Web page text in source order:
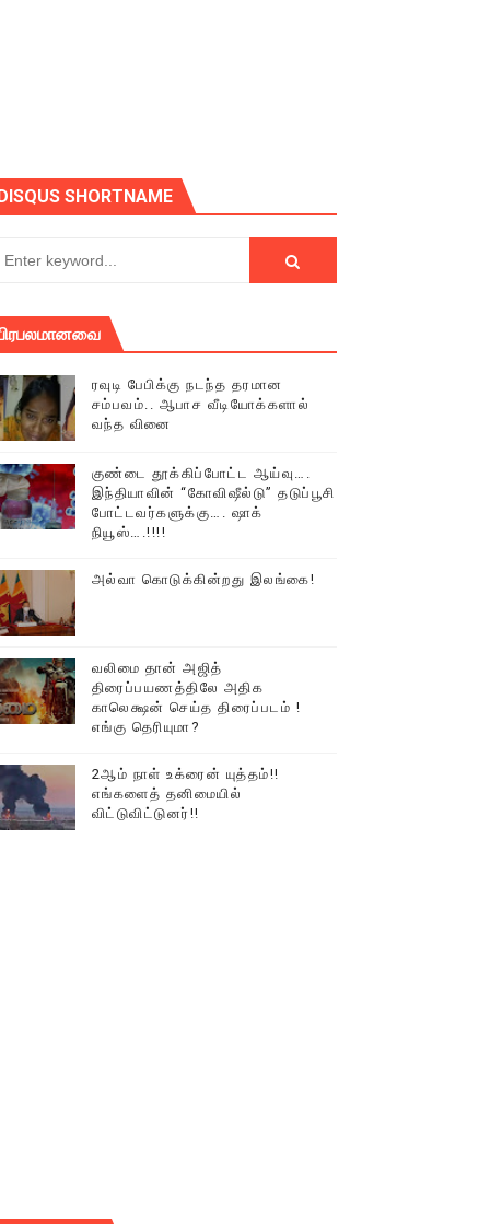
திரண்ட தமிழ்மக்கள்!!
SHORTNAME
ரவுடி பேபிக்கு நடந்த தரமான
சம்பவம்.. ஆபாச வீடியோக்களால்
வந்த வினை
குண்டை தூக்கிப்போட்ட ஆய்வு….
இந்தியாவின் “கோவிஷீல்டு” தடுப்பூசி
போட்டவர்களுக்கு…. ஷாக்
நியூஸ்….!!!!
அல்வா கொடுக்கின்றது இலங்கை!
வலிமை தான் அஜித்
திரைப்பயணத்திலே அதிக
காலெக்ஷன் செய்த திரைப்படம் !
எங்கு தெரியுமா?
2ஆம் நாள் உக்ரைன் யுத்தம்!!
எங்களைத் தனிமையில்
விட்டுவிட்டுனர்!!